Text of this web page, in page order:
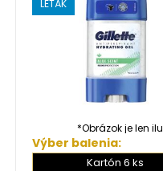
LETÁK
*Obrázok je len
Výber balenia:
Kartón 6 ks